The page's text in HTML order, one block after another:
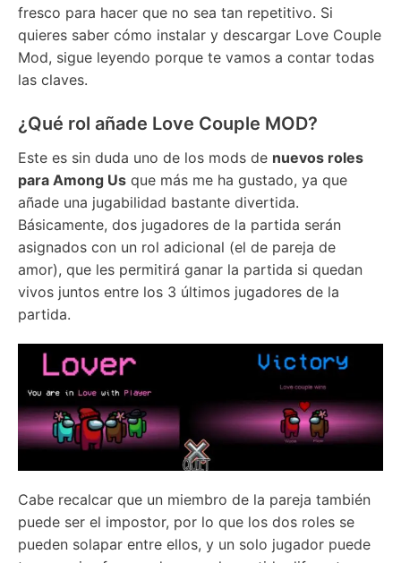
fresco para hacer que no sea tan repetitivo. Si
quieres saber cómo instalar y descargar Love Couple
Mod, sigue leyendo porque te vamos a contar todas
las claves.
¿Qué rol añade Love Couple MOD?
Este es sin duda uno de los mods de nuevos roles
para Among Us que más me ha gustado, ya que
añade una jugabilidad bastante divertida.
Básicamente, dos jugadores de la partida serán
asignados con un rol adicional (el de pareja de
amor), que les permitirá ganar la partida si quedan
vivos juntos entre los 3 últimos jugadores de la
partida.
Cabe recalcar que un miembro de la pareja también
puede ser el impostor, por lo que los dos roles se
pueden solapar entre ellos, y un solo jugador puede